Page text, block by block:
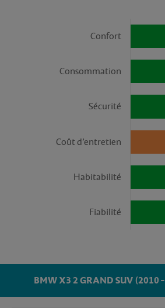
Confort
Consommation
Sécurité
Coût d’entretien
Habitabilité
Fiabilité
BMW X3 2 GRAND SUV (2010